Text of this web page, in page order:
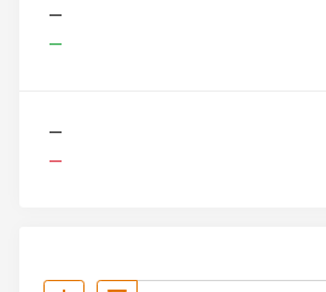
—
—
—
—